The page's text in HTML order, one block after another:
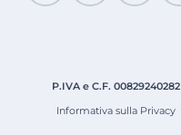
P.IVA e C.F. 00829240282
Informativa sulla Privacy